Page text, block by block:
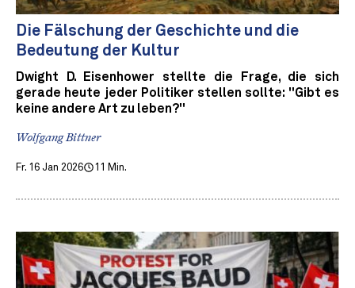
Die Fälschung der Geschichte und die
Bedeutung der Kultur
Dwight D. Eisenhower stellte die Frage, die sich
gerade heute jeder Politiker stellen sollte: "Gibt es
keine andere Art zu leben?"
Wolfgang Bittner
Fr. 16 Jan 2026 11 Min.